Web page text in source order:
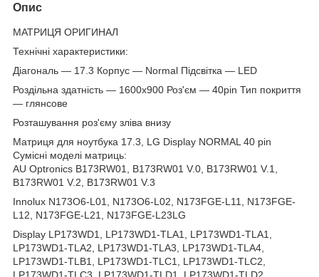
Опис
МАТРИЦЯ ОРИГИНАЛ
Технічні характеристики:
Діагональ — 17.3 Корпус — Normal Підсвітка — LED
Роздільна здатність — 1600х900 Роз'єм — 40pin Тип покриття
— глянсове
Розташування роз'єму зліва внизу
Матриця для ноутбука 17.3, LG Display NORMAL 40 pin
Сумісні моделі матриць:
AU Optronics B173RW01, B173RW01 V.0, B173RW01 V.1,
B173RW01 V.2, B173RW01 V.3
Innolux N173O6-L01, N173O6-L02, N173FGE-L11, N173FGE-
L12, N173FGE-L21, N173FGE-L23LG
Display LP173WD1, LP173WD1-TLA1, LP173WD1-TLA1,
LP173WD1-TLA2, LP173WD1-TLA3, LP173WD1-TLA4,
LP173WD1-TLB1, LP173WD1-TLC1, LP173WD1-TLC2,
LP173WD1-TLC3, LP173WD1-TLD1, LP173WD1-TLD2,